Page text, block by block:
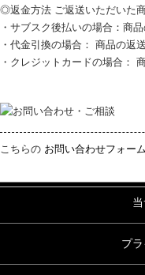
◎返金方法 ご返送いただいた
・サブスク後払いの場合：商
・代金引換の場合： 商品の返
・クレジットカードの場合：
こちらの お問い合わせフォーム
プ